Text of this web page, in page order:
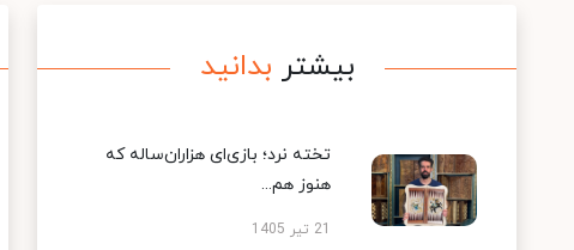
بیشتر بدانید
تخته نرد؛ بازی‌ای هزاران‌ساله که
هنوز هم...
21 تیر 1405